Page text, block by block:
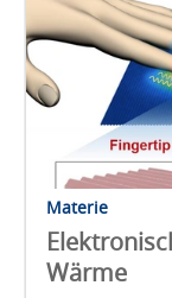
Materie
Wärme